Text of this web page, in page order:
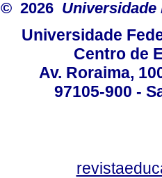
© 2026 Universidade
Universidade
Centro de
Av. Roraima,
97105-900 -